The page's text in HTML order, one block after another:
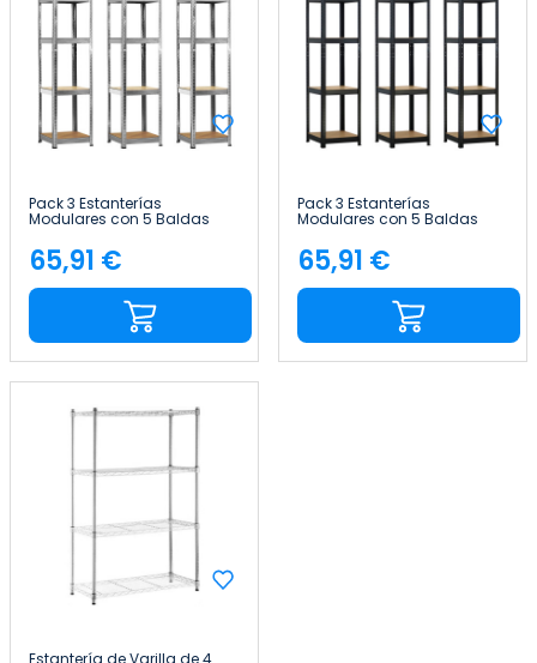
Pack 3 Estanterías
Modulares con 5 Baldas
175Kg Thinia Home
Precio
65,91 €
Pack 3 Estanterías
Modulares con 5 Baldas
175Kg Thinia Home
Precio
65,91 €
Estantería de Varilla de 4